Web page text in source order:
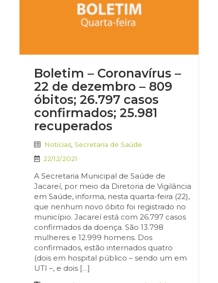
Boletim – Coronavírus –
22 de dezembro – 809
óbitos; 26.797 casos
confirmados; 25.981
recuperados
Notícias Secretaria de Saúde
22/12/2021
A Secretaria Municipal de Saúde de
Jacareí, por meio da Diretoria de Vigilância
em Saúde, informa, nesta quarta-feira (22),
que nenhum novo óbito foi registrado no
município. Jacareí está com 26.797 casos
confirmados da doença. São 13.798
mulheres e 12.999 homens. Dos
confirmados, estão internados quatro
(dois em hospital público – sendo um em
UTI –, e dois […]